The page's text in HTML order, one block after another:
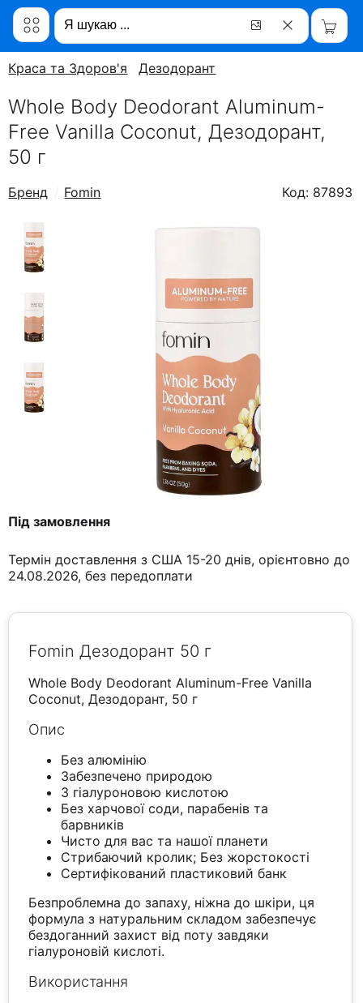
Краса та Здоров'я Дезодорант
Whole Body Deodorant Aluminum-
Free Vanilla Coconut, Дезодорант,
50 г
Бренд Fomin Код: 87893
Під замовлення
Термін доставлення з США 15-20 днів, орієнтовно до
24.08.2026, без передоплати
Fomin Дезодорант 50 г
Whole Body Deodorant Aluminum-Free Vanilla
Coconut, Дезодорант, 50 г
Опис
Без алюмінію
Забезпечено природою
З гіалуроновою кислотою
Без харчової соди, парабенів та
барвників
Чисто для вас та нашої планети
Стрибаючий кролик; Без жорстокості
Сертифікований пластиковий банк
Безпроблемна до запаху, ніжна до шкіри, ця
формула з натуральним складом забезпечує
бездоганний захист від поту завдяки
гіалуроновій кислоті.
Використання